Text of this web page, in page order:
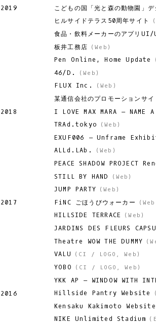
2019 こどもの国「光と森の動物園」
ヒルサイドテラス50周年サイト
食品・飲料メーカーのアプリUI/
板井工務店 (Web )
Pen Online, Home Update
46/D. (Web )
FLUX Inc. (Web )
某通信会社のプロモーションサイ
2018 I LOVE MAX MARA – NAME A
TRAd.tokyo (Web )
EXUF006 – Unframe
ALLd.LAb. (Web )
PEACE SHADOW PROJECT
STILL BY HAND ( Web )
JUMP PARTY (Web )
2017 FiNC ごほうびウォーカー (Web
HILLSIDE TERRACE (Web )
JARDINS DES FLEURS
Theatre WOW THE DUMMY (
VALU ( CI / LOGO ,Web )
YOBO ( CI / LOGO ,Web )
YKK AP – WINDOW WITH
2016 Hillside Pantry Website (
Kensaku Kakimoto Website
NIKE Unlimited Stadium (